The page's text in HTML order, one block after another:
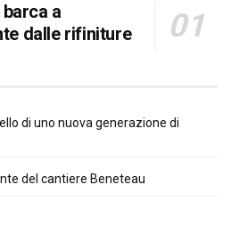
a
dalle rifiniture
di uno nuova generazione di
del cantiere Beneteau